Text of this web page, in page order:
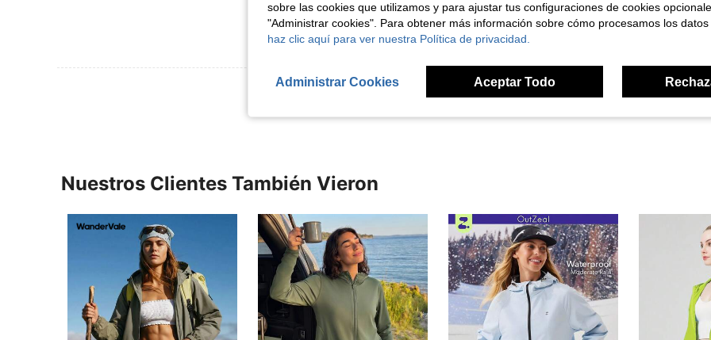
Ver Más Reseñas
Nuestros Clientes También Vieron
sobre las cookies que utilizamos y para ajustar tus configuraciones de cookies
"Administrar cookies". Para obtener más información sobre cómo procesamos los datos
haz clic aquí para ver nuestra Política de privacidad.
Administrar Cookies Aceptar Todo